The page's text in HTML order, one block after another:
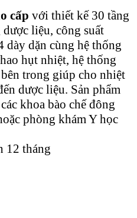
cấp với thiết kế 30 tầng
liệu, công suất
dày dặn cùng hệ thống
hụt nhiệt, hệ thống
trong giúp cho nhiệt
dược liệu. Sản phẩm
khoa bào chế đông
phòng khám Y học
12 tháng